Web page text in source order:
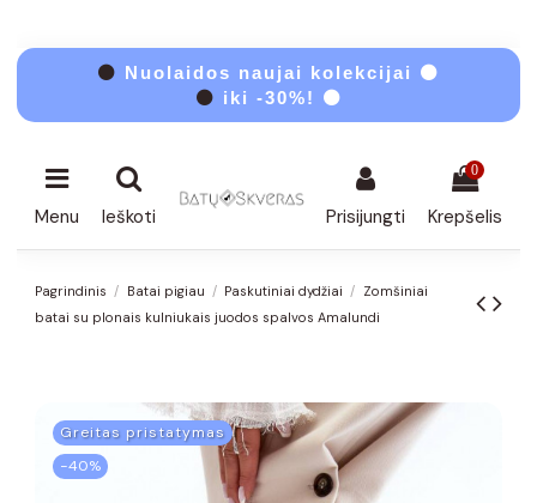
⚫ Nuolaidos naujai kolekcijai ⚫
⚫ iki -30%! ⚫
Menu Ieškoti Prisijungti
0
Krepšelis
Pagrindinis Batai pigiau Paskutiniai dydžiai
Zomšiniai
batai su plonais kulniukais juodos spalvos Amalundi
Greitas pristatymas
−40%